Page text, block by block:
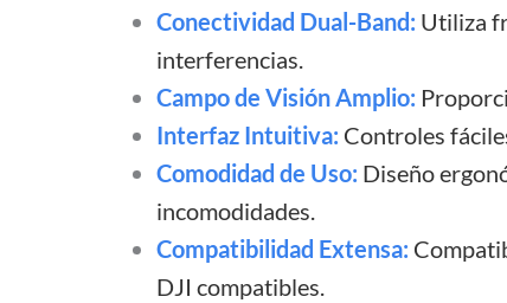
Conectividad Dual-Band: Utiliza
interferencias.
Campo de Visión Amplio:
Interfaz Intuitiva: Controles
Comodidad de Uso: Diseño
incomodidades.
Compatibilidad Extensa:
DJI compatibles.